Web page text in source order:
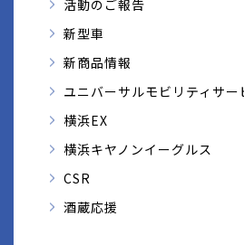
活動のご報告
新型車
新商品情報
ユニバーサルモビリティサー
横浜EX
横浜キヤノンイーグルス
CSR
酒蔵応援